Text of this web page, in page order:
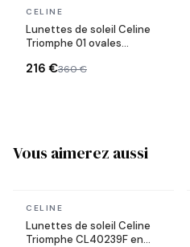
En stock
CELINE
Lunettes de soleil Celine
Triomphe 01 ovales
216 €360 €
Vous aimerez aussi
En stock
CELINE
Lunettes de soleil Celine
Triomphe CL40239F en